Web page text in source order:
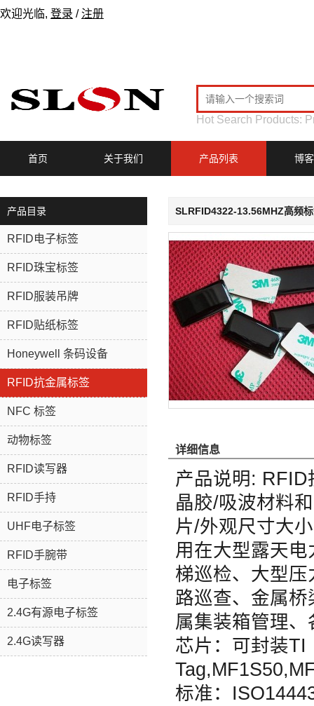
欢迎光临, 登录 / 注册
Hot Search Products:
首页 关于我们 产品列表 博客
产品目录
RFID电子标签
RFID珠宝标签
RFID服装吊牌
RFID贴纸标签
Honeywell 条码设备
RFID抗金属标签
NFC 标签
动物标签
RFID读写器
RFID手持
UHF电子标签
RFID手腕带
电子标签
2.4G有源电子标签
2.4G读写器
SLRFID4322-13.56MHZ高频
详细信息
产品说明: RFID
晶胶/吸波材料
片/外观尺寸大
用在大型露天
梯巡检、大型
路巡查、金属
属集装箱管理
芯片：可封装TI
标准：